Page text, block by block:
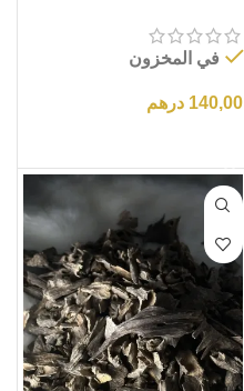
في المخزون
140,00 درهم